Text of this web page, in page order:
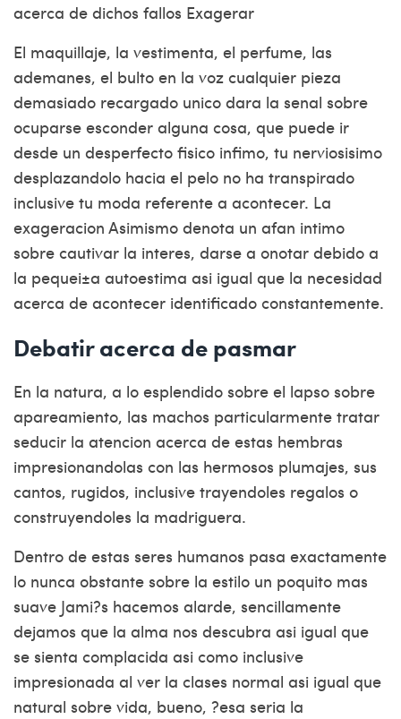
acerca de dichos fallos Exagerar
El maquillaje, la vestimenta, el perfume, las
ademanes, el bulto en la voz cualquier pieza
demasiado recargado unico dara la senal sobre
ocuparse esconder alguna cosa, que puede ir
desde un desperfecto fisico infimo, tu nerviosisimo
desplazandolo hacia el pelo no ha transpirado
inclusive tu moda referente a acontecer. La
exageracion Asimismo denota un afan intimo
sobre cautivar la interes, darse a onotar debido a
la pequei±a autoestima asi­ igual que la necesidad
acerca de acontecer identificado constantemente.
Debatir acerca de pasmar
En la natura, a lo esplendido sobre el lapso sobre
apareamiento, las machos particularmente tratar
seducir la atencion acerca de estas hembras
impresionandolas con las hermosos plumajes, sus
cantos, rugidos, inclusive trayendoles regalos o
construyendoles la madriguera.
Dentro de estas seres humanos pasa exactamente
lo nunca obstante sobre la estilo un poquito mas
suave Jami?s hacemos alarde, sencillamente
dejamos que la alma nos descubra asi­ igual que
se sienta complacida asi­ como inclusive
impresionada al ver la clases normal asi­ igual que
natural sobre vida, bueno, ?esa seri­a la